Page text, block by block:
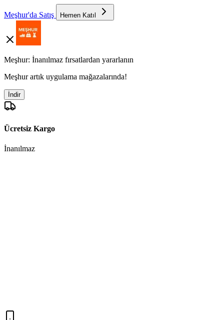
Meşhur'da Satış Hemen Katıl
Meşhur: İnanılmaz fırsatlardan yararlanın
Meşhur artık uygulama mağazalarında!
İndir
Ücretsiz Kargo
İnanılmaz